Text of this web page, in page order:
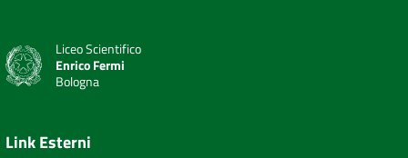
Liceo Scientifico
Enrico Fermi
Bologna
Link Esterni